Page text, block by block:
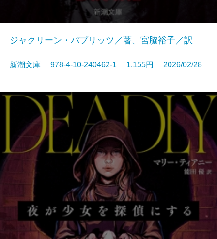
ジャクリーン・バブリッツ／著、宮脇裕子／訳
新潮文庫 978-4-10-240462-1 1,155円 2026/02/28